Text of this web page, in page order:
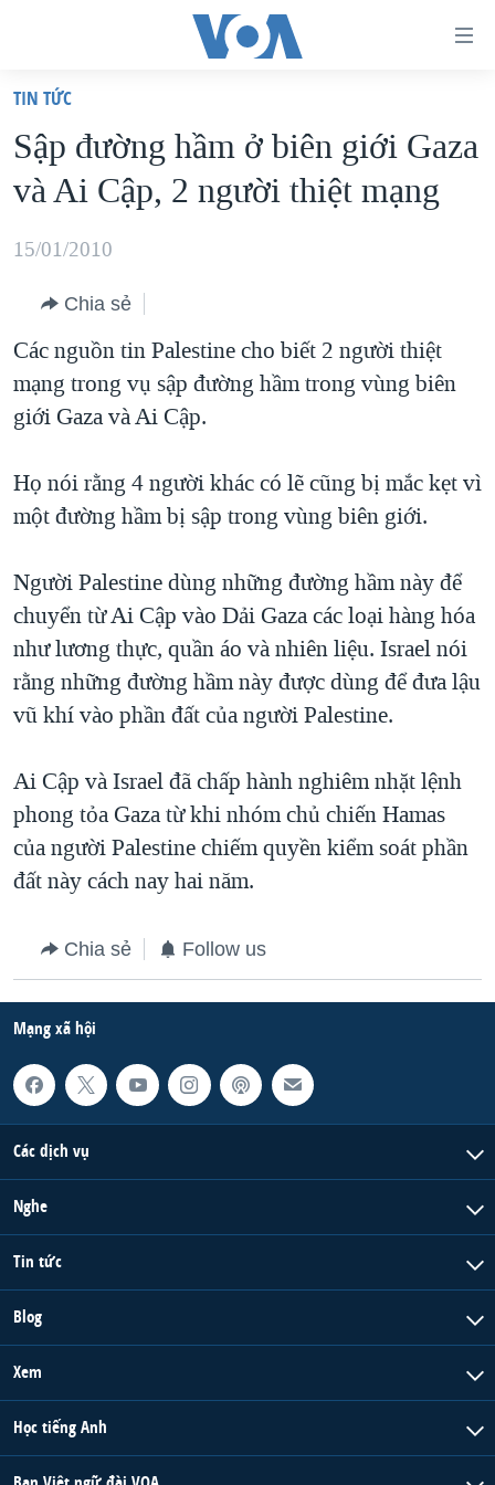
truy
cập
Tới
dung
chính
điều
hướng
chính
tới
"Tìm"
VIỆT NAM
HOA KỲ
BIỂN ĐÔNG
BLOG
DIỄN ĐÀN
MỤC
VẠCH TRẦN TIN GIẢ
NGƯỜI VIỆT HẢI NGOẠI
KHOA HỌC
SỨC KHOẺ
VĂN HOÁ
GIÁO DỤC
CHUYÊN ĐỀ
CHIẾN TRANH THƯƠNG MẠI CỦA MỸ: QUÁ KHỨ VÀ HIỆN
MỘT NĂM CHIẾN TRANH TẠI DẢI GAZA
GIẢI MÃ VÀNH ĐAI & CON ĐƯỜNG
NGÀY TỊ NẠN THẾ GIỚI
TRỊNH VĨNH BÌNH - NGƯỜI HẠ 'BÊN THẮNG CUỘC'
CHI PHÍ CHIẾN TRANH AFGHANISTAN
CÁC GIÁ TRỊ CỘNG HÒA Ở VIỆT NAM
THƯỢNG ĐỈNH TRUMP-KIM TẠI VIỆT NAM
TRỊNH VĨNH BÌNH VS. CHÍNH PHỦ VIỆT NAM
NGƯ DÂN VIỆT VÀ LÀN SÓNG TRỘM HẢI SÂM
BÊN KIA QUỐC LỘ: TIẾNG VỌNG TỪ NÔNG THÔN MỸ
QUAN HỆ VIỆT MỸ
HỌC TIẾNG ANH
VIDEO
MẠNG XÃ HỘI
Ngôn ngữ khác
TIN TỨC
Sập đường hầm ở biên giới Gaza
và Ai Cập, 2 người thiệt mạng
15/01/2010
Chia sẻ
Các nguồn tin Palestine cho biết 2 người thiệt
mạng trong vụ sập đường hầm trong vùng biên
giới Gaza và Ai Cập.
Họ nói rằng 4 người khác có lẽ cũng bị mắc kẹt vì
một đường hầm bị sập trong vùng biên giới.
Người Palestine dùng những đường hầm này để
chuyển từ Ai Cập vào Dải Gaza các loại hàng hóa
như lương thực, quần áo và nhiên liệu. Israel nói
rằng những đường hầm này được dùng để đưa lậu
vũ khí vào phần đất của người Palestine.
Ai Cập và Israel đã chấp hành nghiêm nhặt lệnh
phong tỏa Gaza từ khi nhóm chủ chiến Hamas
của người Palestine chiếm quyền kiểm soát phần
đất này cách nay hai năm.
Chia sẻ Follow us
Mạng xã hội
Các dịch vụ
Nghe
Tin tức
Blog
Xem
Học tiếng Anh